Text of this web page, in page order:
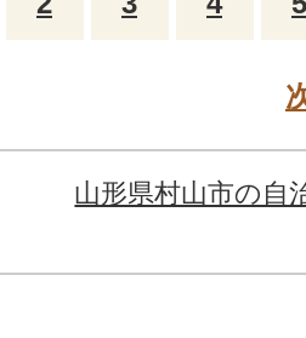
山形県村山市の自